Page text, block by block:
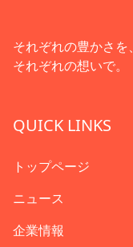
それぞれの豊かさを、
それぞれの想いで。
QUICK LINKS
トップページ
ニュース
企業情報